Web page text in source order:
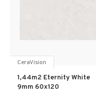
CeraVision
1,44m2 Eternity White
9mm 60x120